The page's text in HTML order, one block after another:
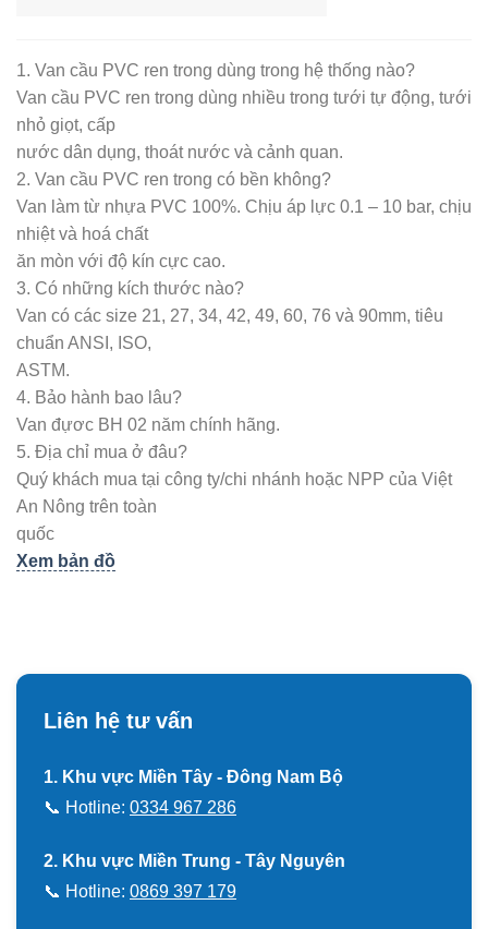
1. Van cầu PVC ren trong dùng trong hệ thống nào?
Van cầu PVC ren trong dùng nhiều trong tưới tự động, tưới
nhỏ giọt, cấp
nước dân dụng, thoát nước và cảnh quan.
2. Van cầu PVC ren trong có bền không?
Van làm từ nhựa PVC 100%. Chịu áp lực 0.1 – 10 bar, chịu
nhiệt và hoá chất
ăn mòn với độ kín cực cao.
3. Có những kích thước nào?
Van có các size 21, 27, 34, 42, 49, 60, 76 và 90mm, tiêu
chuẩn ANSI, ISO,
ASTM.
4. Bảo hành bao lâu?
Van đựơc BH 02 năm chính hãng.
5. Địa chỉ mua ở đâu?
Quý khách mua tại công ty/chi nhánh hoặc NPP của Việt
An Nông trên toàn
quốc
Xem bản đồ
Liên hệ tư vấn
1. Khu vực Miền Tây - Đông Nam Bộ
📞 Hotline: 0334 967 286
2. Khu vực Miền Trung - Tây Nguyên
📞 Hotline: 0869 397 179